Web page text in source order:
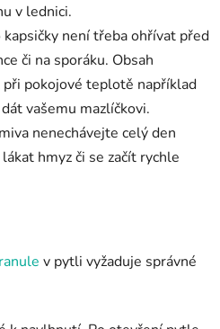
v lednici.
kapsičky není třeba ohřívat před
či na sporáku. Obsah
při pokojové teplotě například
vašemu mazlíčkovi.
nenechávejte celý den
hmyz či se začít rychle
v pytli vyžaduje správné